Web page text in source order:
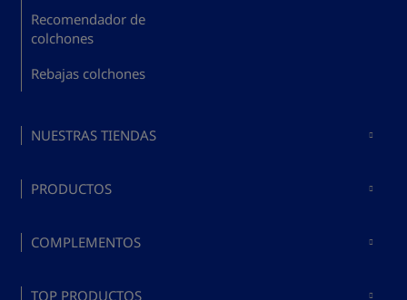
Recomendador de
colchones
Rebajas colchones
NUESTRAS TIENDAS
Colchones en Valencia
PRODUCTOS
Comprar colchón y canapé
COMPLEMENTOS
TOP PRODUCTOS